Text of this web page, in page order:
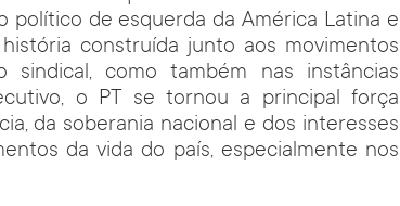
político de esquerda da América Latina e
construída junto aos movimentos
como também nas instâncias
o PT se tornou a principal força
da soberania nacional e dos interesses
da vida do país, especialmente nos